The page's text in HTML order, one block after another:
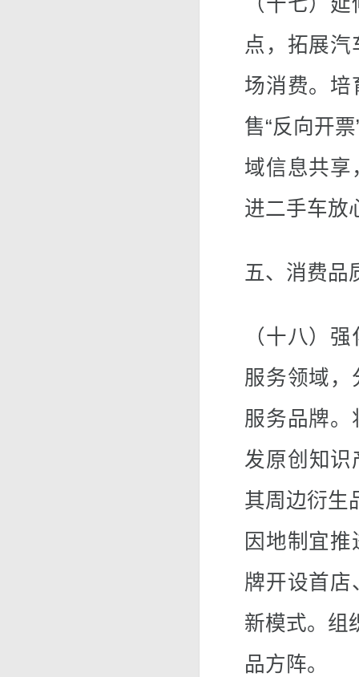
点，拓展
场消费。培
售“反向开
域信息共享
进二手车放
五、消费品
（十八）
服务领域，
服务品牌。
发原创知识
其周边衍生
因地制宜
牌开设首店
新模式。组
品方阵。